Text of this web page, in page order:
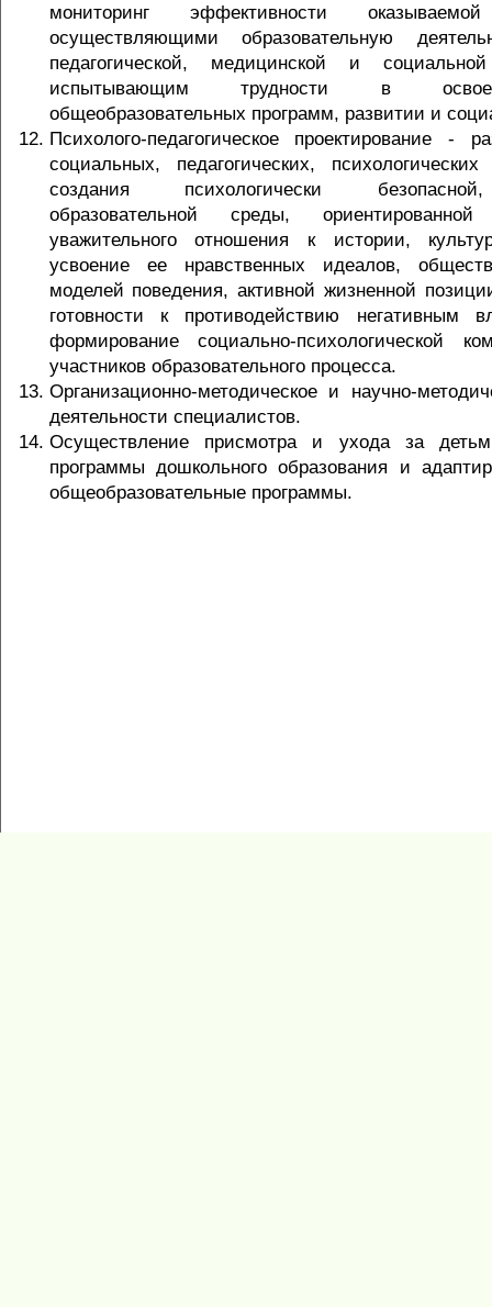
мониторинг эффективности
осуществляющими образовательную
педагогической, медицинской и
испытывающим трудности в
общеобразовательных программ, развитии и
Психолого-педагогическое проектирование -
социальных, педагогических,
создания психологически
образовательной среды,
уважительного отношения к истории,
усвоение ее нравственных идеалов,
моделей поведения, активной жизненной
готовности к противодействию негативным
формирование социально-психологической
участников образовательного процесса.
Организационно-методическое и научно-
деятельности специалистов.
Осуществление присмотра и ухода за
программы дошкольного образования и
общеобразовательные программы.